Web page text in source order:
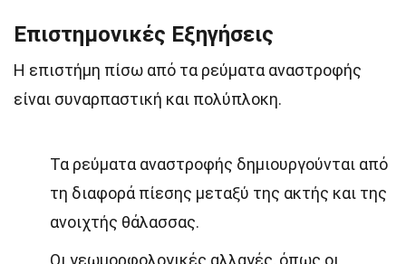
Επιστημονικές Εξηγήσεις
Η επιστήμη πίσω από τα ρεύματα αναστροφής
είναι συναρπαστική και πολύπλοκη.
Τα ρεύματα αναστροφής δημιουργούνται από
τη διαφορά πίεσης μεταξύ της ακτής και της
ανοιχτής θάλασσας.
Οι γεωμορφολογικές αλλαγές, όπως οι